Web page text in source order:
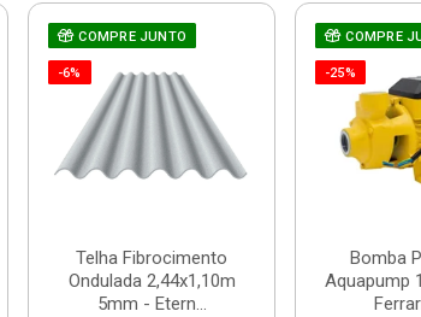
COMPRE JUNTO
-6%
Telha Fibrocimento
Ondulada 2,44x1,10m
5mm - Etern...
COMPRE
-25%
Bomba
Aquapump